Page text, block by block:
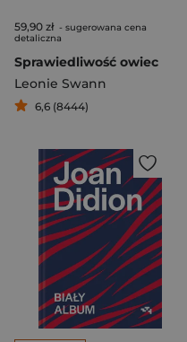
59,90 zł - sugerowana cena
detaliczna
Sprawiedliwość owiec
Leonie Swann
6,6 (8444)